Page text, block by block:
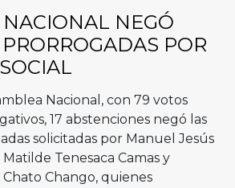
NEGÓ
POR
Nacional, con 79 votos
17 abstenciones negó las
solicitadas por Manuel Jesús
Tenesaca Camas y
Chango, quienes